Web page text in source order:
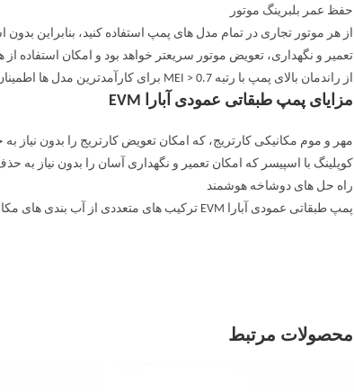
حفظ عمر بلبرینگ موتور
از هر موتور تجاری در تمام مدل های پمپ استفاده کنید، بنابراین
تعمیر و نگهداری، تعویض موتور سریعتر خواهد بود و امکان استفاده
از راندمان بالای پمپ با رتبه MEI > 0.7 برای کارآمدترین مدل ها اطمینان حاصل کنید
مزایای پمپ طبقاتی عمودی آبارا EVM
مهر و موم مکانیکی کارتریج، که امکان تعویض کارتریج را بدون نیاز
کوپلینگ با اسپیسر که امکان تعمیر و نگهداری آسان را بدون نیاز به حذف موتورهای
راه حل های دوشاخه هوشمند
پمپ طبقاتی عمودی آبارا EVM ترکیب های متعددی از آب بندی های مکانیکی را برای هر نوع نیاز و اتصالات مختلف لوله ارائه می دهد.
محصولات مرتبط